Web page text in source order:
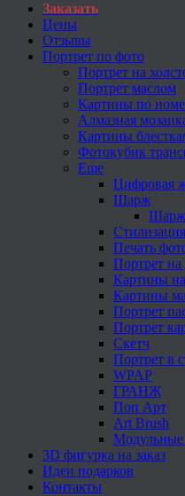
Заказать
Цены
Отзывы
Портрет по фото
Портрет на
Портрет маслом
Картины по
Алмазная
Картины
Фотокубик
Еще
Цифровая
Шарж
Шарж
Печать
Портрет на
Картины
Картины
Портрет
Портрет
Скетч
Портрет в
WPAP
ГРАНЖ
Поп Арт
Art Brush
3D фигурка на заказ
Идеи подарков
Контакты